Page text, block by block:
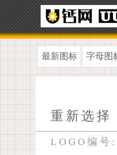
最新图标 字母图
重新选择
LOGO编